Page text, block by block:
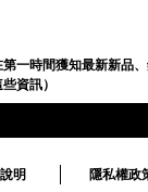
一時間獲知最新新品、
資訊）
明 隱私權政